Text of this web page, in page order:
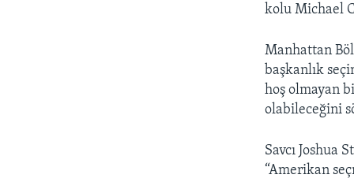
kolu Michael
Manhattan
başkanlık
hoş olmayan
olabileceğini
Savcı Joshua
“Amerikan